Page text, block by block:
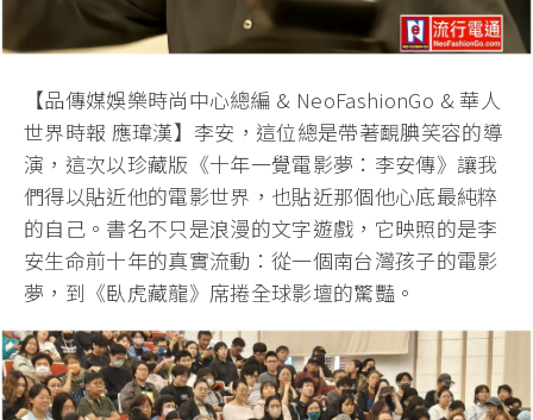
【品傳媒娛樂時尚中心總編 & NeoFashionGo & 華人
世界時報 應瑋漢】李安， 這位總是帶著靦腆笑容的導
演，這次以珍藏版《十年一覺電影夢： 李安傳》讓我
們得以貼近他的電影世界， 也貼近那個他心底最純粹
的自己。書名不只是浪漫的文字遊戲， 它映照的是李
安生命前十年的真實流動：從一個南台灣孩子的電影
夢，到《臥虎藏龍》席捲全球影壇的驚豔。